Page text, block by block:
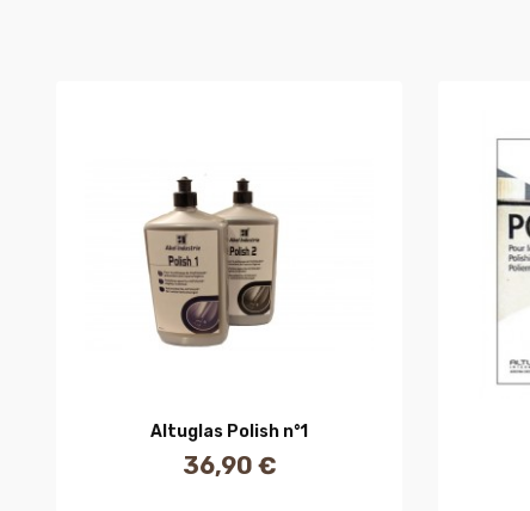
AJOUTER AU PANIER
Altuglas Polish n°1
Prix
36,90 €